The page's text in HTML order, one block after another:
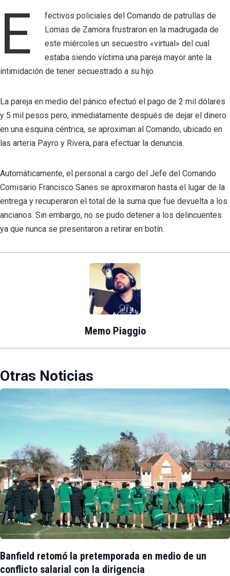
E
fectivos policiales del Comando de patrullas de
Lomas de Zamora frustraron en la madrugada de
este miércoles un secuestro «virtual» del cual
estaba siendo víctima una pareja mayor ante la
intimidación de tener secuestrado a su hijo.
La pareja en medio del pánico efectuó el pago de 2 mil dólares
y 5 mil pesos pero, inmediatamente después de dejar el dinero
en una esquina céntrica, se aproximan al Comando, ubicado en
las arteria Payro y Rivera, para efectuar la denuncia.
Automáticamente, el personal a cargo del Jefe del Comando
Comisario Francisco Sanes se aproximaron hasta el lugar de la
entrega y recuperaron el total de la suma que fue devuelta a los
ancianos. Sin embargo, no se pudo detener a los delincuentes
ya que nunca se presentaron a retirar en botín.
Memo Piaggio
Otras Noticias
Banfield retomó la pretemporada en medio de un
conflicto salarial con la dirigencia